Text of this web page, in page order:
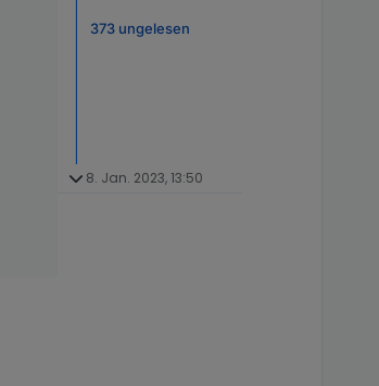
373 ungelesen
8. Jan. 2023, 13:50